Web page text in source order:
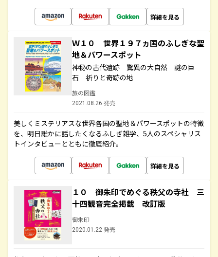
詳細を見る
Ｗ１０ 世界１９７ヵ国のふしぎな聖
地＆パワースポット
神秘の古代遺跡 驚異の大自然 謎の巨
石 祈りと奇跡の地
旅の図鑑
2021.08.26 発売
美しくミステリアスな世界各国の聖地＆パワースポットの特徴
を、明日誰かに話したくなるふしぎ雑学、5人のスペシャリス
トインタビューとともに徹底紹介。
詳細を見る
１０ 御朱印でめぐる秩父の寺社 三
十四観音完全掲載 改訂版
御朱印
2020.01.22 発売